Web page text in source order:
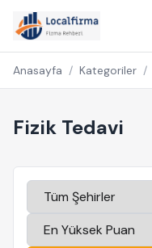
Anasayfa / Kategoriler /
Fizik Tedavi